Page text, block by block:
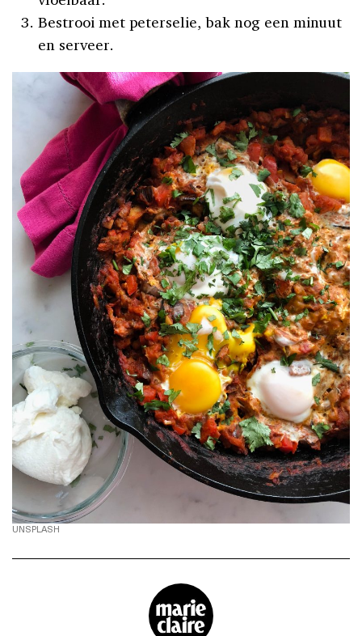
Bestrooi met peterselie, bak nog een minuut
en serveer.
UNSPLASH